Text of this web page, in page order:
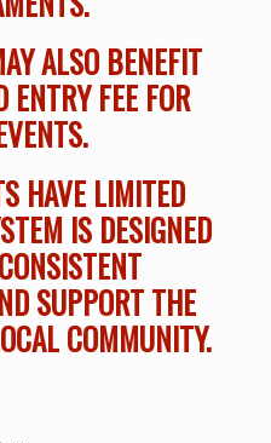
ALSO BENEFIT
ENTRY FEE FOR
HAVE LIMITED
IS DESIGNED
SUPPORT THE
COMMUNITY.